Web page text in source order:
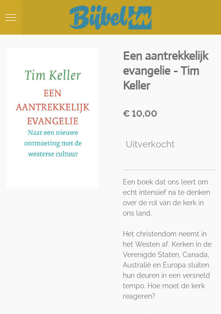
direct
Een aantrekkelijk
evangelie - Tim
Keller
€ 10,00
Uitverkocht
Een boek dat ons leert om
echt intensief na te denken
over de rol van de kerk in
ons land.
Het christendom neemt in
het Westen af. Kerken in de
Verenigde Staten, Canada,
Australië en Europa sluiten
hun deuren in een versneld
tempo. Hoe moet de kerk
reageren?